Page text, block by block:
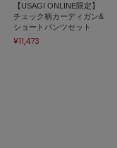
【USAGI ONLINE限定】
チェック柄カーディガン&
ショートパンツセット
¥11,473